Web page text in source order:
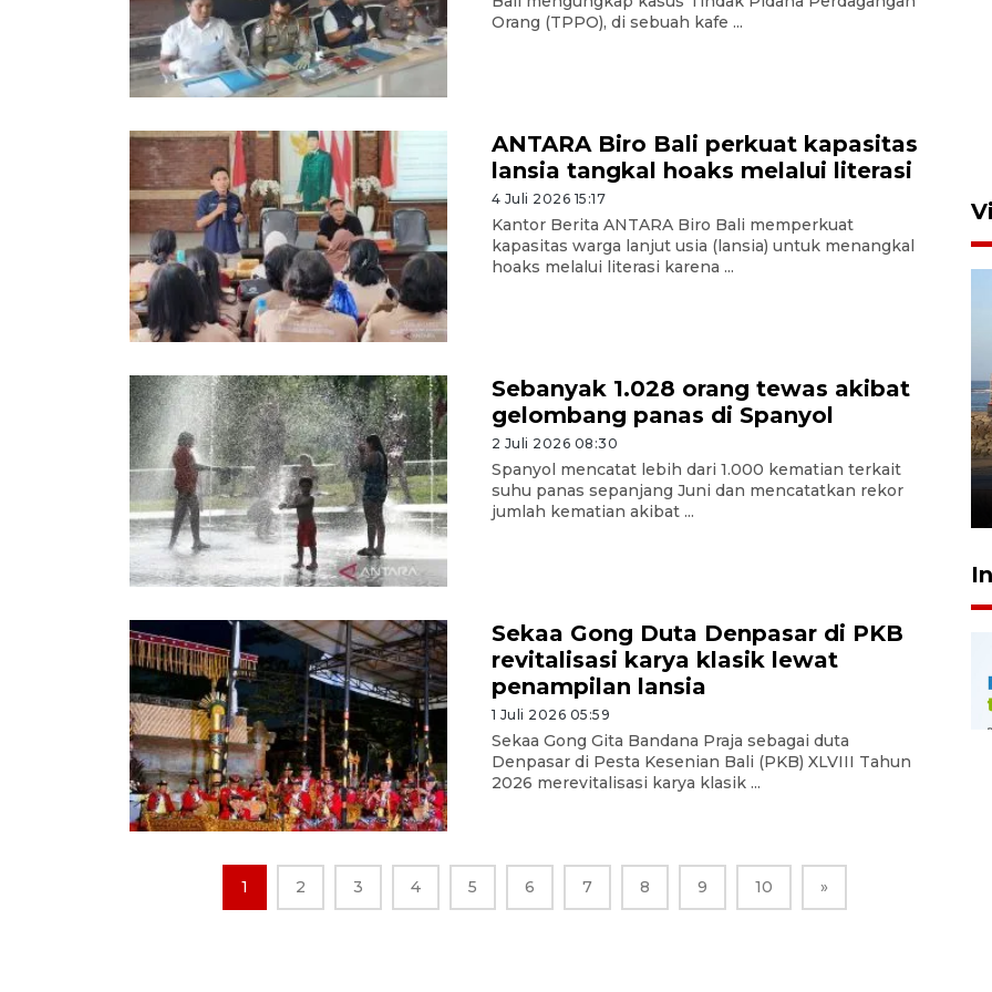
Orang (TPPO), di sebuah kafe ...
ANTARA Biro Bali perkuat kapasitas
lansia tangkal hoaks melalui literasi
4 Juli 2026 15:17
Kantor Berita ANTARA Biro Bali memperkuat
kapasitas warga lanjut usia (lansia) untuk menangkal
hoaks melalui literasi karena ...
Sebanyak 1.028 orang tewas akibat
gelombang panas di Spanyol
2 Juli 2026 08:30
Spanyol mencatat lebih dari 1.000 kematian terkait
suhu panas sepanjang Juni dan mencatatkan rekor
jumlah kematian akibat ...
Sekaa Gong Duta Denpasar di PKB
revitalisasi karya klasik lewat
penampilan lansia
1 Juli 2026 05:59
Sekaa Gong Gita Bandana Praja sebagai duta
Denpasar di Pesta Kesenian Bali (PKB) XLVIII Tahun
2026 merevitalisasi karya klasik ...
1 2 3 4 5 6 7 8 9 10 »
5 Agustus 2026 07:33
Kemen LH, KKP, dan Gubernur
Bali tanam ribuan bibit
mangrove
26 Juli 2026 21:18